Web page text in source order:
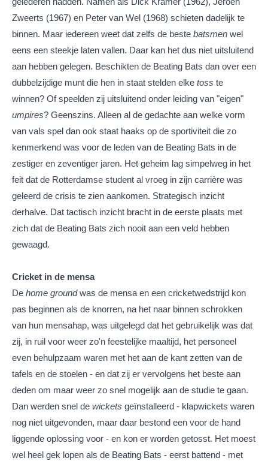
Zweerts (1967) en Peter van Wel (1968) schieten dadelijk te
binnen. Maar iedereen weet dat zelfs de beste batsmen wel
eens een steekje laten vallen. Daar kan het dus niet uitsluitend
aan hebben gelegen. Beschikten de Beating Bats dan over een
dubbelzijdige munt die hen in staat stelden elke toss te
winnen? Of speelden zij uitsluitend onder leiding van "eigen"
umpires? Geenszins. Alleen al de gedachte aan welke vorm
van vals spel dan ook staat haaks op de sportiviteit die zo
kenmerkend was voor de leden van de Beating Bats in de
zestiger en zeventiger jaren. Het geheim lag simpelweg in het
feit dat de Rotterdamse student al vroeg in zijn carrière was
geleerd de crisis te zien aankomen. Strategisch inzicht
derhalve. Dat tactisch inzicht bracht in de eerste plaats met
zich dat de Beating Bats zich nooit aan een veld hebben
gewaagd.
Cricket in de mensa
De home groundwas de mensa en een cricketwedstrijd kon
pas beginnen als de knorren, na het naar binnen schrokken
van hun mensahap, was uitgelegd dat het gebruikelijk was dat
zij, in ruil voor weer zo'n feestelijke maaltijd, het personeel
even behulpzaam waren met het aan de kant zetten van de
tafels en de stoelen - en dat zij er vervolgens het beste aan
deden om maar weer zo snel mogelijk aan de studie te gaan.
Dan werden snel de wickets geïnstalleerd - klapwickets waren
nog niet uitgevonden, maar daar bestond een voor de hand
liggende oplossing voor - en kon er worden getosst. Het moest
wel heel gek lopen als de Beating Bats - eerst battend - met